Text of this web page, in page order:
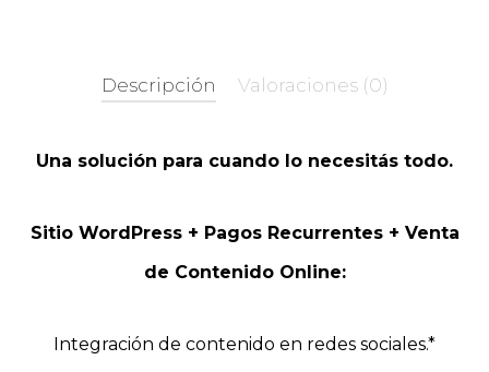
Descripción Valoraciones (0)
Una solución para cuando lo necesitás todo.
Sitio WordPress + Pagos Recurrentes + Venta
de Contenido Online:
Integración de contenido en redes sociales.*